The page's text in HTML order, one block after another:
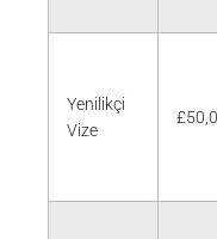
Yenilikçi
Vize